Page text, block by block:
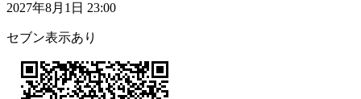
2027年8月1日 23:00
セブン表示あり